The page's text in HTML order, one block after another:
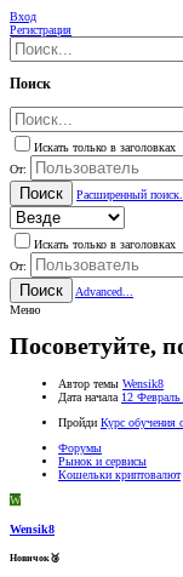
Вход
Регистрация
Поиск
Искать только в заголовках
От:
Поиск Расширенный поиск...
Искать только в заголовках
От:
Поиск
Advanced...
Меню
Посоветуйте,
Автор темы Wensik8
Дата начала 12 Февраль
Пройди Курс обучения
Форумы
Рынок и сервисы
Кошельки криптовалют
W
Wensik8
Новичок🥉